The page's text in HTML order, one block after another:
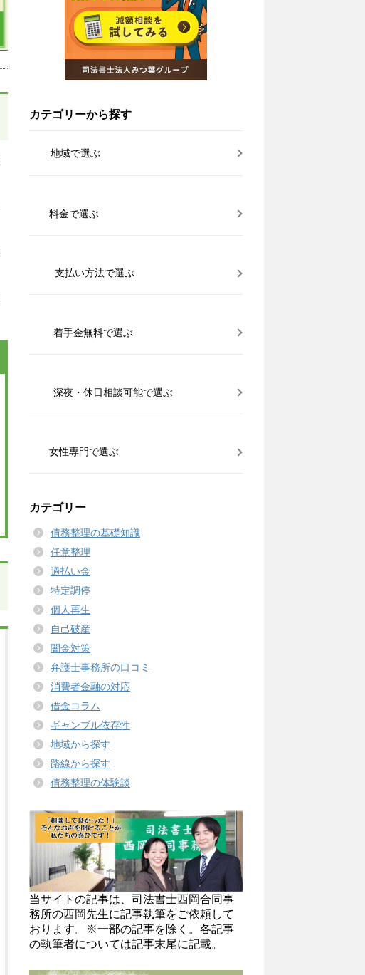
カテゴリーから探す
地域で選ぶ
料金で選ぶ
支払い方法で選ぶ
着手金無料で選ぶ
深夜・休日相談可能で選ぶ
女性専門で選ぶ
カテゴリー
債務整理の基礎知識
任意整理
過払い金
特定調停
個人再生
自己破産
闇金対策
弁護士事務所の口コミ
消費者金融の対応
借金コラム
ギャンブル依存性
地域から探す
路線から探す
債務整理の体験談
当サイトの記事は、司法書士西岡合同事
務所の西岡先生に記事執筆をご依頼して
おります。※一部の記事を除く。各記事
の執筆者については記事末尾に記載。